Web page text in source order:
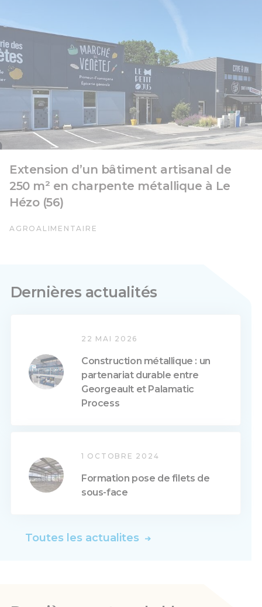
Extension d’un bâtiment artisanal de
250 m² en charpente métallique à Le
Hézo (56)
AGROALIMENTAIRE
Dernières actualités
22 MAI 2026
Construction métallique : un
partenariat durable entre
Georgeault et Palamatic
Process
1 OCTOBRE 2024
Formation pose de filets de
sous-face
Toutes les actualites